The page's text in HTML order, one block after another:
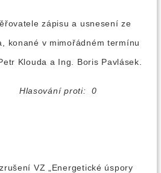
zápisu a usnesení ze
konané v mimořádném termínu
Klouda a Ing. Boris Pavlásek.
7 Hlasování proti: 0
VZ „Energetické úspory